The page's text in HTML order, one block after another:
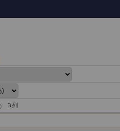
３列